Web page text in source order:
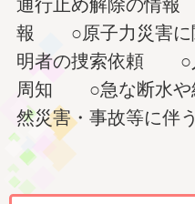
通行止め解除の情
報 ○原子力災害
明者の捜索依頼 ○
周知 ○急な断水
然災害・事故等に伴